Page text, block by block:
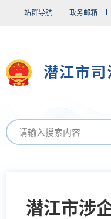
站群导航 政务邮箱
潜江市司
潜江市涉